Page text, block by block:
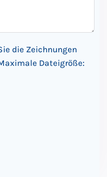
die Zeichnungen
Dateigröße: